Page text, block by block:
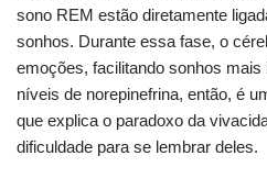
sono REM estão diretamente
sonhos. Durante essa fase, o
emoções, facilitando sonhos mais
níveis de norepinefrina, então, é
que explica o paradoxo da
dificuldade para se lembrar deles.